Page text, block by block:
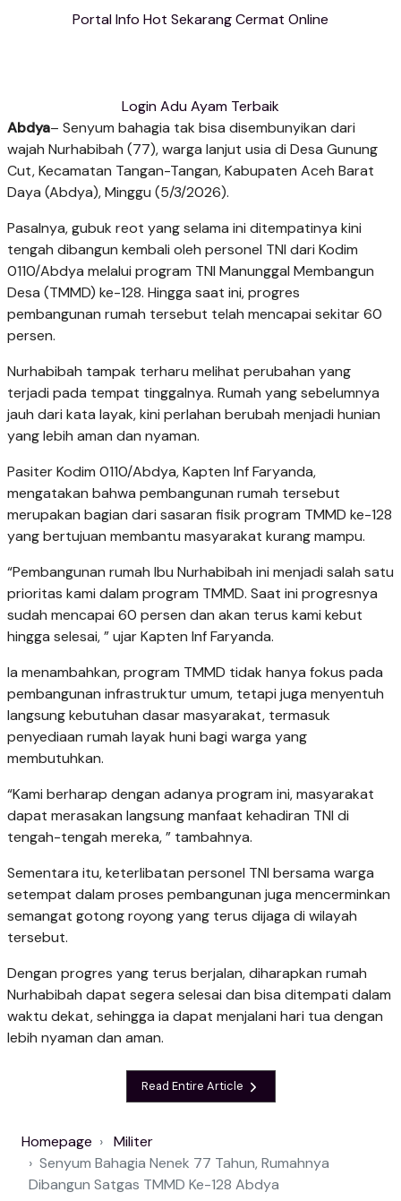
Portal Info Hot Sekarang Cermat Online
Login Adu Ayam Terbaik
Abdya– Senyum bahagia tak bisa disembunyikan dari
wajah Nurhabibah (77), warga lanjut usia di Desa Gunung
Cut, Kecamatan Tangan-Tangan, Kabupaten Aceh Barat
Daya (Abdya), Minggu (5/3/2026).
Pasalnya, gubuk reot yang selama ini ditempatinya kini
tengah dibangun kembali oleh personel TNI dari Kodim
0110/Abdya melalui program TNI Manunggal Membangun
Desa (TMMD) ke-128. Hingga saat ini, progres
pembangunan rumah tersebut telah mencapai sekitar 60
persen.
Nurhabibah tampak terharu melihat perubahan yang
terjadi pada tempat tinggalnya. Rumah yang sebelumnya
jauh dari kata layak, kini perlahan berubah menjadi hunian
yang lebih aman dan nyaman.
Pasiter Kodim 0110/Abdya, Kapten Inf Faryanda,
mengatakan bahwa pembangunan rumah tersebut
merupakan bagian dari sasaran fisik program TMMD ke-128
yang bertujuan membantu masyarakat kurang mampu.
“Pembangunan rumah Ibu Nurhabibah ini menjadi salah satu
prioritas kami dalam program TMMD. Saat ini progresnya
sudah mencapai 60 persen dan akan terus kami kebut
hingga selesai, ” ujar Kapten Inf Faryanda.
Ia menambahkan, program TMMD tidak hanya fokus pada
pembangunan infrastruktur umum, tetapi juga menyentuh
langsung kebutuhan dasar masyarakat, termasuk
penyediaan rumah layak huni bagi warga yang
membutuhkan.
“Kami berharap dengan adanya program ini, masyarakat
dapat merasakan langsung manfaat kehadiran TNI di
tengah-tengah mereka, ” tambahnya.
Sementara itu, keterlibatan personel TNI bersama warga
setempat dalam proses pembangunan juga mencerminkan
semangat gotong royong yang terus dijaga di wilayah
tersebut.
Dengan progres yang terus berjalan, diharapkan rumah
Nurhabibah dapat segera selesai dan bisa ditempati dalam
waktu dekat, sehingga ia dapat menjalani hari tua dengan
lebih nyaman dan aman.
Read Entire Article
Homepage
Militer
Senyum Bahagia Nenek 77 Tahun, Rumahnya
Dibangun Satgas TMMD Ke-128 Abdya